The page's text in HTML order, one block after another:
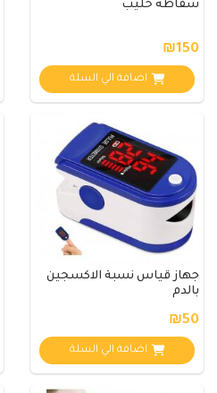
شفاطه حليب
₪150
اضافة الي السلة
جهاز قياس نسبة الاكسجين
بالدم
₪50
اضافة الي السلة